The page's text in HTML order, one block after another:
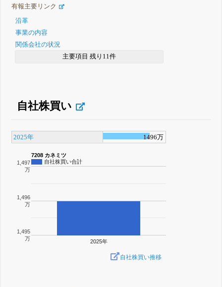
有報主要リンク
沿革
事業の内容
関係会社の状況
主要項目 残り11件
自社株買い
2025年 1496万
7208 カネミツ
自社株買い合計
2025年
1,495
万
1,496
万
1,497
万
自社株買い推移